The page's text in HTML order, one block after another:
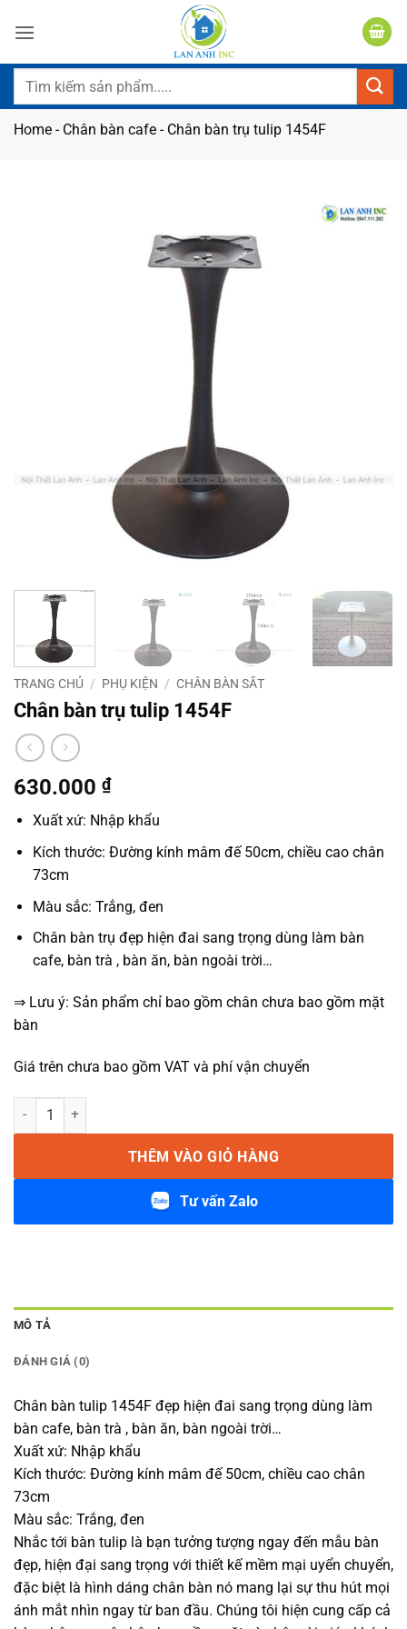
qua
dung
Tìm
Home - Chân bàn cafe - Chân bàn trụ tulip 1454F
TRANG CHỦ / PHỤ KIỆN / CHÂN BÀN SẮT
Chân bàn trụ tulip 1454F
630.000 ₫
Xuất xứ: Nhập khẩu
Kích thước: Đường kính mâm đế 50cm, chiều cao chân
73cm
Màu sắc: Trắng, đen
Chân bàn trụ đẹp hiện đai sang trọng dùng làm bàn
cafe, bàn trà , bàn ăn, bàn ngoài trời…
⇒ Lưu ý: Sản phẩm chỉ bao gồm chân chưa bao gồm mặt
bàn
Giá trên chưa bao gồm VAT và phí vận chuyển
Chân bàn trụ tulip 1454F số lượng
THÊM VÀO GIỎ HÀNG
Tư vấn Zalo
MÔ TẢ
ĐÁNH GIÁ (0)
Chân bàn tulip 1454F đẹp hiện đai sang trọng dùng làm
bàn cafe, bàn trà , bàn ăn, bàn ngoài trời…
Xuất xứ: Nhập khẩu
Kích thước: Đường kính mâm đế 50cm, chiều cao chân
73cm
Màu sắc: Trắng, đen
Nhắc tới bàn tulip là bạn tưởng tượng ngay đến mẫu bàn
đẹp, hiện đại sang trọng với thiết kế mềm mại uyển chuyển,
đặc biệt là hình dáng chân bàn nó mang lại sự thu hút mọi
ánh mắt nhìn ngay từ ban đầu. Chúng tôi hiện cung cấp cả